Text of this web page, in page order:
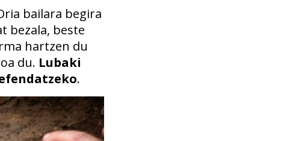
bailara begira
bezala, beste
hartzen du
du. Lubaki
.